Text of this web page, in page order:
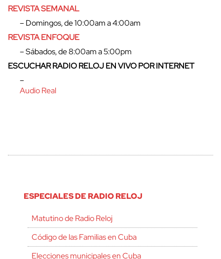
REVISTA SEMANAL
– Domingos, de 10:00am a 4:00am
REVISTA ENFOQUE
– Sábados, de 8:00am a 5:00pm
ESCUCHAR RADIO RELOJ EN VIVO POR INTERNET
–
Audio Real
ESPECIALES DE RADIO RELOJ
Matutino de Radio Reloj
Código de las Familias en Cuba
Elecciones municipales en Cuba